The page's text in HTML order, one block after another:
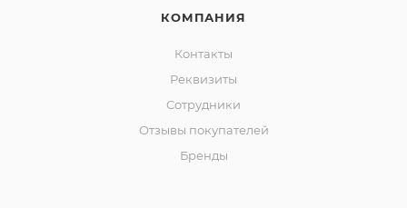
КОМПАНИЯ
Контакты
Реквизиты
Сотрудники
Отзывы покупателей
Бренды